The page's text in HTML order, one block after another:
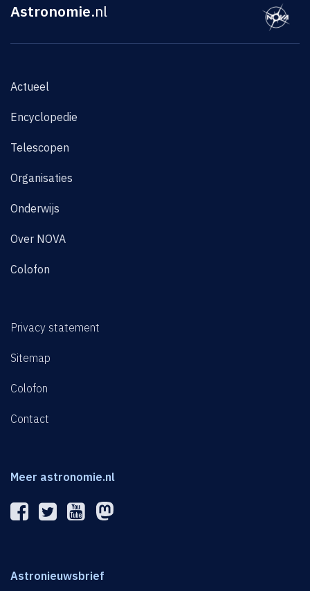
Astronomie.nl
Actueel
Encyclopedie
Telescopen
Organisaties
Onderwijs
Over NOVA
Colofon
Privacy statement
Sitemap
Colofon
Contact
Meer astronomie.nl
Astronieuwsbrief